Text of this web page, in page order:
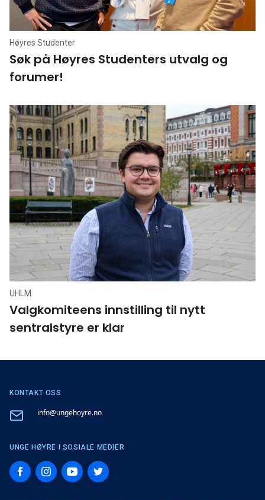
Høyres Studenter
Søk på Høyres Studenters utvalg og
forumer!
UHLM
Valgkomiteens innstilling til nytt
sentralstyre er klar
KONTAKT OSS
Email info@ungehoyre.no
UNGE HØYRE I SOSIALE MEDIER
FacebookInstagramYouTubeTwitter